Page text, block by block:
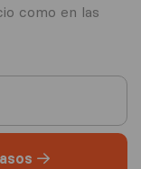
como en las